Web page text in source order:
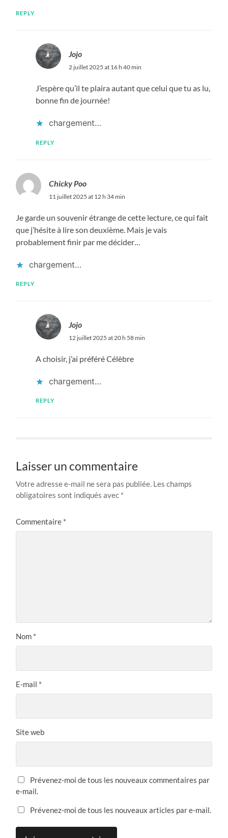
REPLY
Jojo
2 juillet 2025 at 16 h 40 min
J’espère qu’il te plaira autant que celui que tu as lu,
bonne fin de journée!
chargement…
REPLY
Chicky Poo
11 juillet 2025 at 12 h 34 min
Je garde un souvenir étrange de cette lecture, ce qui fait
que j’hésite à lire son deuxième. Mais je vais
probablement finir par me décider…
chargement…
REPLY
Jojo
12 juillet 2025 at 20 h 58 min
A choisir, j’ai préféré Célèbre
chargement…
REPLY
Laisser un commentaire
Votre adresse e-mail ne sera pas publiée. Les champs
obligatoires sont indiqués avec *
Commentaire *
Nom *
E-mail *
Site web
Prévenez-moi de tous les nouveaux commentaires par
e-mail.
Prévenez-moi de tous les nouveaux articles par e-mail.